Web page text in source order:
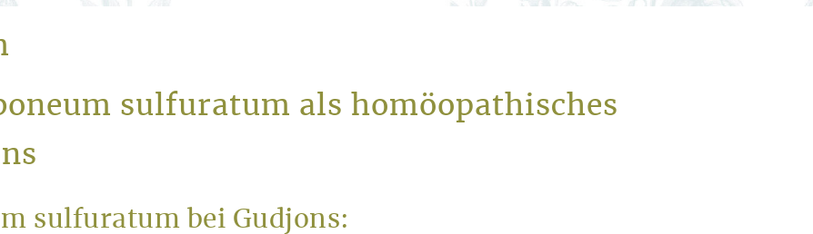
sulfuratum als homöopathisches
sulfuratum bei Gudjons: